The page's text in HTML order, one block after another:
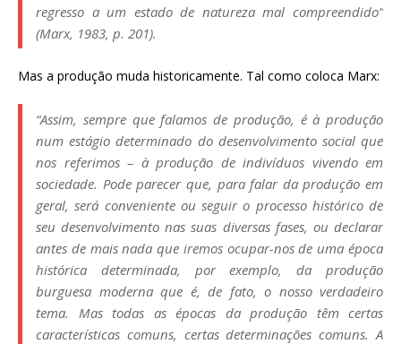
regresso a um estado de natureza mal compreendido”
(Marx, 1983, p. 201).
Mas a produção muda historicamente. Tal como coloca Marx:
“Assim, sempre que falamos de produção, é à produção
num estágio determinado do desenvolvimento social que
nos referimos – à produção de indivíduos vivendo em
sociedade. Pode parecer que, para falar da produção em
geral, será conveniente ou seguir o processo histórico de
seu desenvolvimento nas suas diversas fases, ou declarar
antes de mais nada que iremos ocupar-nos de uma época
histórica determinada, por exemplo, da produção
burguesa moderna que é, de fato, o nosso verdadeiro
tema. Mas todas as épocas da produção têm certas
características comuns, certas determinações comuns. A